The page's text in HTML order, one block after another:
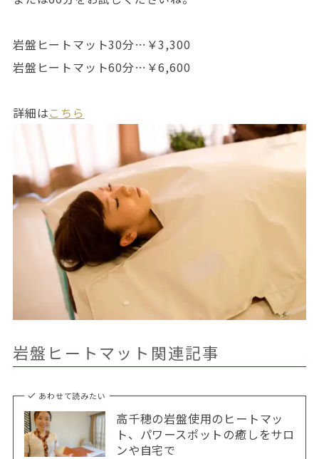
岩盤ヒートマット30分…￥3,300
岩盤ヒートマット60分…￥6,600
詳細はこちら
岩盤ヒートマット関連記事
あわせて読みたい
高千穂の岩盤使用のヒートマッ
ト、パワースポットの癒しをサロ
ンや自宅で